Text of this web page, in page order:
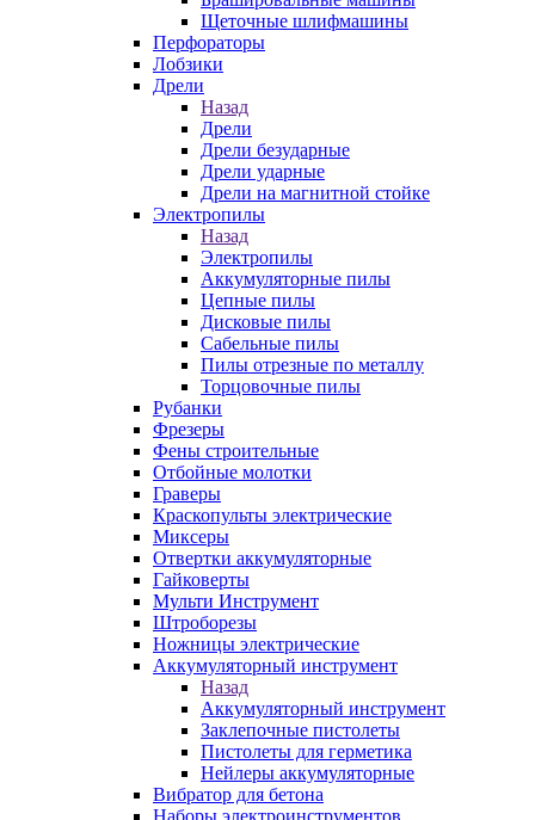
Щеточные шлифмашины
Перфораторы
Лобзики
Дрели
Назад
Дрели
Дрели безударные
Дрели ударные
Дрели на магнитной стойке
Электропилы
Назад
Электропилы
Аккумуляторные пилы
Цепные пилы
Дисковые пилы
Сабельные пилы
Пилы отрезные по металлу
Торцовочные пилы
Рубанки
Фрезеры
Фены строительные
Отбойные молотки
Граверы
Краскопульты электрические
Миксеры
Отвертки аккумуляторные
Гайковерты
Мульти Инструмент
Штроборезы
Ножницы электрические
Аккумуляторный инструмент
Назад
Аккумуляторный инструмент
Заклепочные пистолеты
Пистолеты для герметика
Нейлеры аккумуляторные
Вибратор для бетона
Наборы электроинструментов